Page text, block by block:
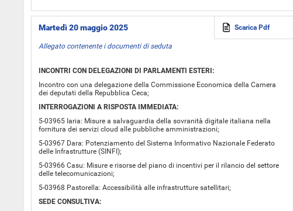
Martedì 20 maggio 2025
Allegato contenente i documenti di seduta
Scarica Pdf
INCONTRI CON DELEGAZIONI DI PARLAMENTI ESTERI:
Incontro con una delegazione della Commissione Economica della Camera
dei deputati della Repubblica Ceca;
INTERROGAZIONI A RISPOSTA IMMEDIATA:
5-03965 Iaria: Misure a salvaguardia della sovranità digitale italiana nella
fornitura dei servizi cloud alle pubbliche amministrazioni;
5-03967 Dara: Potenziamento del Sistema Informativo Nazionale Federato
delle Infrastrutture (SINFI);
5-03966 Casu: Misure e risorse del piano di incentivi per il rilancio del settore
delle telecomunicazioni;
5-03968 Pastorella: Accessibilità alle infrastrutture satellitari;
SEDE CONSULTIVA: